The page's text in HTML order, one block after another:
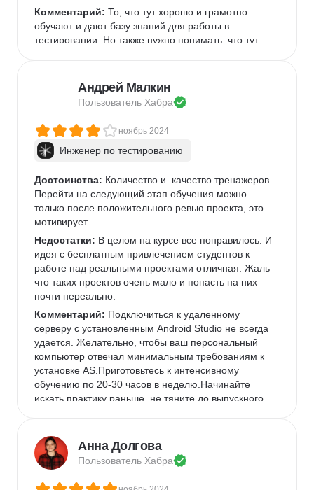
Практикуму спасибо!
Комментарий: То, что тут хорошо и грамотно
обучают и дают базу знаний для работы в
тестировании. Но также нужно понимать, что тут
Андрей Малкин
Пользователь Хабра
ноябрь 2024
Инженер по тестированию
Достоинства: Количество и  качество тренажеров.
Перейти на следующий этап обучения можно
только после положительного ревью проекта, это
мотивирует.
Недостатки: В целом на курсе все понравилось. И
идея с бесплатным привлечением студентов к
работе над реальными проектами отличная. Жаль
что таких проектов очень мало и попасть на них
почти нереально.
Комментарий: Подключиться к удаленному
серверу с установленным Android Studio не всегда
удается. Желательно, чтобы ваш персональный
компьютер отвечал минимальным требованиям к
установке AS.Приготовьтесь к интенсивному
обучению по 20-30 часов в неделю.Начинайте
искать практику раньше, не тяните до выпускного.
Анна Долгова
Пользователь Хабра